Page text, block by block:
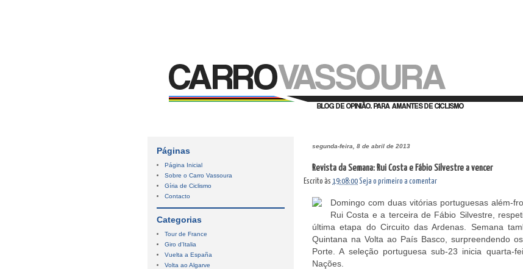
segunda-feira, 8 de abril de 2013
Revista da Semana: Rui Costa e Fábio Silvestre a vencer
Escrito às 19:08:00 Seja o primeiro a comentar
Domingo com duas vitórias portuguesas além-
Rui Costa e a terceira de Fábio Silvestre,
última etapa do Circuito das Ardenas. Semana
Quintana na Volta ao País Basco, surpreendendo
Porte. A seleção portuguesa sub-23 inicia quarta-
Nações.
Páginas
Página Inicial
Sobre o Carro Vassoura
Gíria de Ciclismo
Contacto
Categorias
Tour de France
Giro d'Italia
Vuelta a España
Volta ao Algarve